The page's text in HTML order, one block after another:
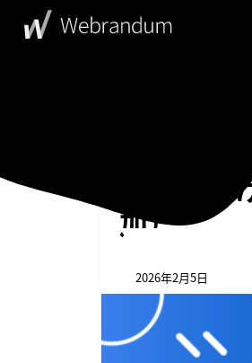
ウェ
Google
（祝日
加）
2026年2月5日